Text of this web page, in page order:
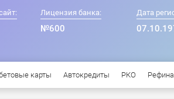
Лицензия банка:
№600
Дата
карты Автокредиты РКО